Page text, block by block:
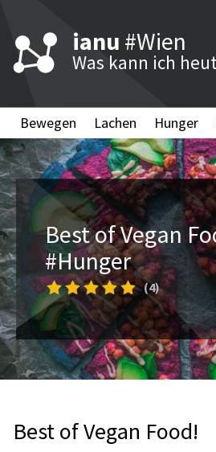
ianu #Wien
Was kann ich
Bewegen Lachen Hunger
Best of Vegan
#Hunger
(4)
Best of Vegan Food!